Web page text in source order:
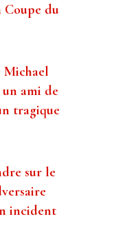
Coupe du
Michael
ami de
tragique
sur le
incident